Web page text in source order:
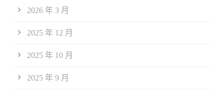
2026 年 3 月
2025 年 12 月
2025 年 10 月
2025 年 9 月